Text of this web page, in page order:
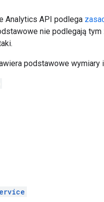
Analytics API podlega
nie podlegają
podstawowe wymiary